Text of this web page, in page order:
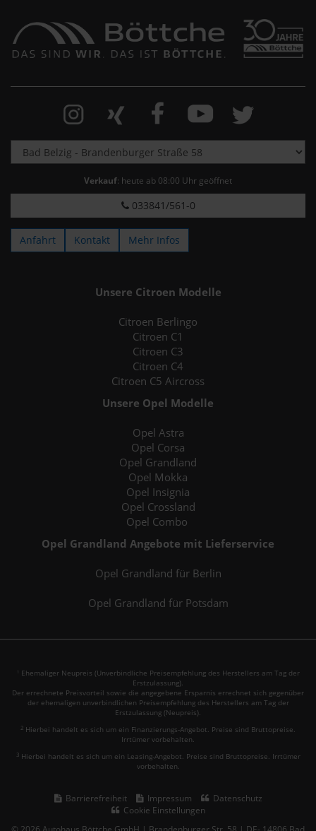
Verkauf: heute ab 08:00 Uhr geöffnet
033841/561-0
Anfahrt Kontakt Mehr Infos
Unsere Citroen Modelle
Citroen Berlingo
Citroen C1
Citroen C3
Citroen C4
Citroen C5 Aircross
Unsere Opel Modelle
Opel Astra
Opel Corsa
Opel Grandland
Opel Mokka
Opel Insignia
Opel Crossland
Opel Combo
Opel Grandland Angebote mit Lieferservice
Opel Grandland für Berlin
Opel Grandland für Potsdam
1 Ehemaliger Neupreis (Unverbindliche Preisempfehlung des Herstellers am Tag der
Erstzulassung).
Der errechnete Preisvorteil sowie die angegebene Ersparnis errechnet sich gegenüber
der ehemaligen unverbindlichen Preisempfehlung des Herstellers am Tag der
Erstzulassung (Neupreis).
2 Hierbei handelt es sich um ein Finanzierungs-Angebot. Preise sind Bruttopreise.
Irrtümer vorbehalten.
3 Hierbei handelt es sich um ein Leasing-Angebot. Preise sind Bruttopreise. Irrtümer
vorbehalten.
Barrierefreiheit Impressum
Datenschutz
Cookie Einstellungen